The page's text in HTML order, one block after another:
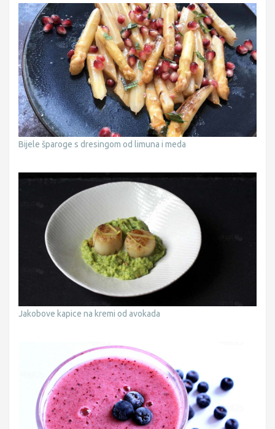
Bijele šparoge s dresingom od limuna i meda
Jakobove kapice na kremi od avokada